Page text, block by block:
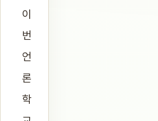
이
번
언
론
학